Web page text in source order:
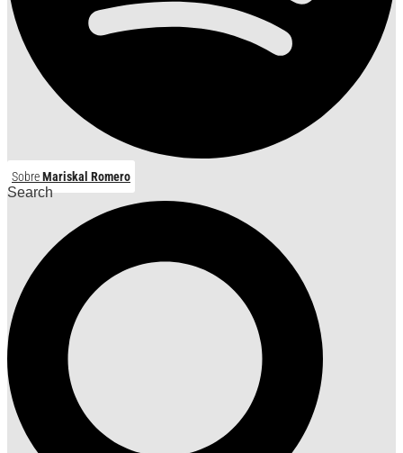
SobreMariskal Romero
Search